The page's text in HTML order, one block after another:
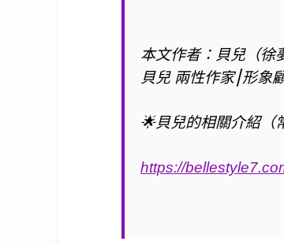
本文作者：貝兒（徐
貝兒 兩性作家⎮形象
🌟貝兒的相關介紹（
https://